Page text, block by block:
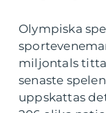
Olympiska
miljontals
senaste
uppskattas